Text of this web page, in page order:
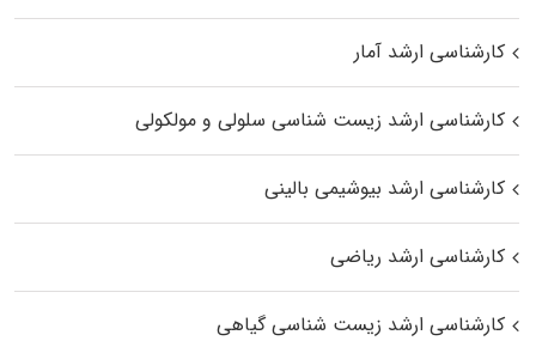
کارشناسی ارشد آمار
کارشناسی ارشد زیست شناسی سلولی و مولکولی
کارشناسی ارشد بیوشیمی بالینی
کارشناسی ارشد ریاضی
کارشناسی ارشد زیست‌ شناسی گیاهی